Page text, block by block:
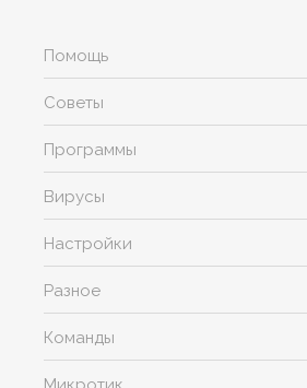
Помощь
Советы
Программы
Вирусы
Настройки
Разное
Команды